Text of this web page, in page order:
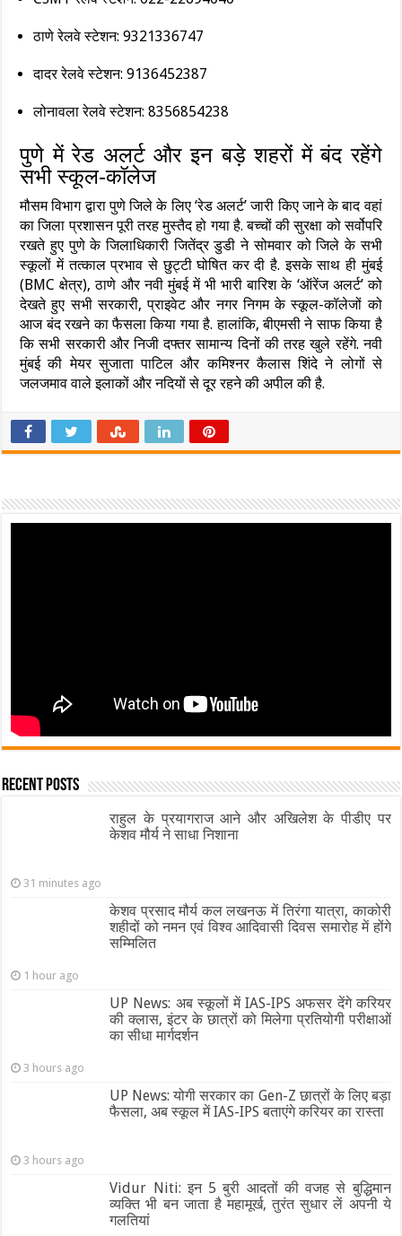
ठाणे रेलवे स्टेशन: 9321336747
दादर रेलवे स्टेशन: 9136452387
लोनावला रेलवे स्टेशन: 8356854238
पुणे में रेड अलर्ट और इन बड़े शहरों में बंद रहेंगे
सभी स्कूल-कॉलेज
मौसम विभाग द्वारा पुणे जिले के लिए ‘रेड अलर्ट’ जारी किए जाने के बाद वहां
का जिला प्रशासन पूरी तरह मुस्तैद हो गया है. बच्चों की सुरक्षा को सर्वोपरि
रखते हुए पुणे के जिलाधिकारी जितेंद्र डुडी ने सोमवार को जिले के सभी
स्कूलों में तत्काल प्रभाव से छुट्टी घोषित कर दी है. इसके साथ ही मुंबई
(BMC क्षेत्र), ठाणे और नवी मुंबई में भी भारी बारिश के ‘ऑरेंज अलर्ट’ को
देखते हुए सभी सरकारी, प्राइवेट और नगर निगम के स्कूल-कॉलेजों को
आज बंद रखने का फैसला किया गया है. हालांकि, बीएमसी ने साफ किया है
कि सभी सरकारी और निजी दफ्तर सामान्य दिनों की तरह खुले रहेंगे. नवी
मुंबई की मेयर सुजाता पाटिल और कमिश्नर कैलास शिंदे ने लोगों से
जलजमाव वाले इलाकों और नदियों से दूर रहने की अपील की है.
Recent Posts
राहुल के प्रयागराज आने और अखिलेश के पीडीए पर
केशव मौर्य ने साधा निशाना
31 minutes ago
केशव प्रसाद मौर्य कल लखनऊ में तिरंगा यात्रा, काकोरी
शहीदों को नमन एवं विश्व आदिवासी दिवस समारोह में होंगे
सम्मिलित
1 hour ago
UP News: अब स्कूलों में IAS-IPS अफसर देंगे करियर
की क्लास, इंटर के छात्रों को मिलेगा प्रतियोगी परीक्षाओं
का सीधा मार्गदर्शन
3 hours ago
UP News: योगी सरकार का Gen-Z छात्रों के लिए बड़ा
फैसला, अब स्कूल में IAS-IPS बताएंगे करियर का रास्ता
3 hours ago
Vidur Niti: इन 5 बुरी आदतों की वजह से बुद्धिमान
व्यक्ति भी बन जाता है महामूर्ख, तुरंत सुधार लें अपनी ये
गलतियां